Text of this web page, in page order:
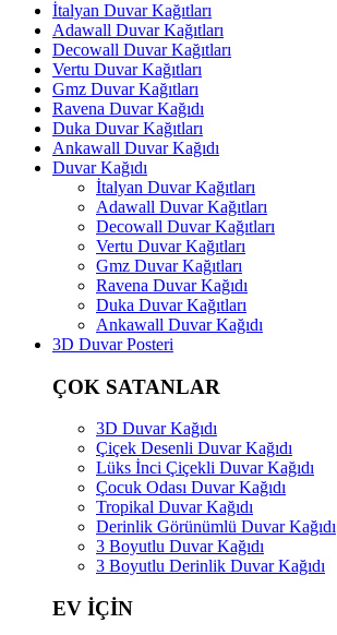
İtalyan Duvar Kağıtları
Adawall Duvar Kağıtları
Decowall Duvar Kağıtları
Vertu Duvar Kağıtları
Gmz Duvar Kağıtları
Ravena Duvar Kağıdı
Duka Duvar Kağıtları
Ankawall Duvar Kağıdı
Duvar Kağıdı
İtalyan Duvar Kağıtları
Adawall Duvar Kağıtları
Decowall Duvar Kağıtları
Vertu Duvar Kağıtları
Gmz Duvar Kağıtları
Ravena Duvar Kağıdı
Duka Duvar Kağıtları
Ankawall Duvar Kağıdı
3D Duvar Posteri
ÇOK SATANLAR
3D Duvar Kağıdı
Çiçek Desenli Duvar Kağıdı
Lüks İnci Çiçekli Duvar Kağıdı
Çocuk Odası Duvar Kağıdı
Tropikal Duvar Kağıdı
Derinlik Görünümlü Duvar Kağıdı
3 Boyutlu Duvar Kağıdı
3 Boyutlu Derinlik Duvar Kağıdı
EV İÇİN